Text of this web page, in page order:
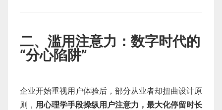
二、滥用注意力：数字时代的
“分心陷阱”
企业开始重视用户体验后，部分从业者却扭曲设计原
则， 用心理学手段操纵用户注意力，最大化停留时长